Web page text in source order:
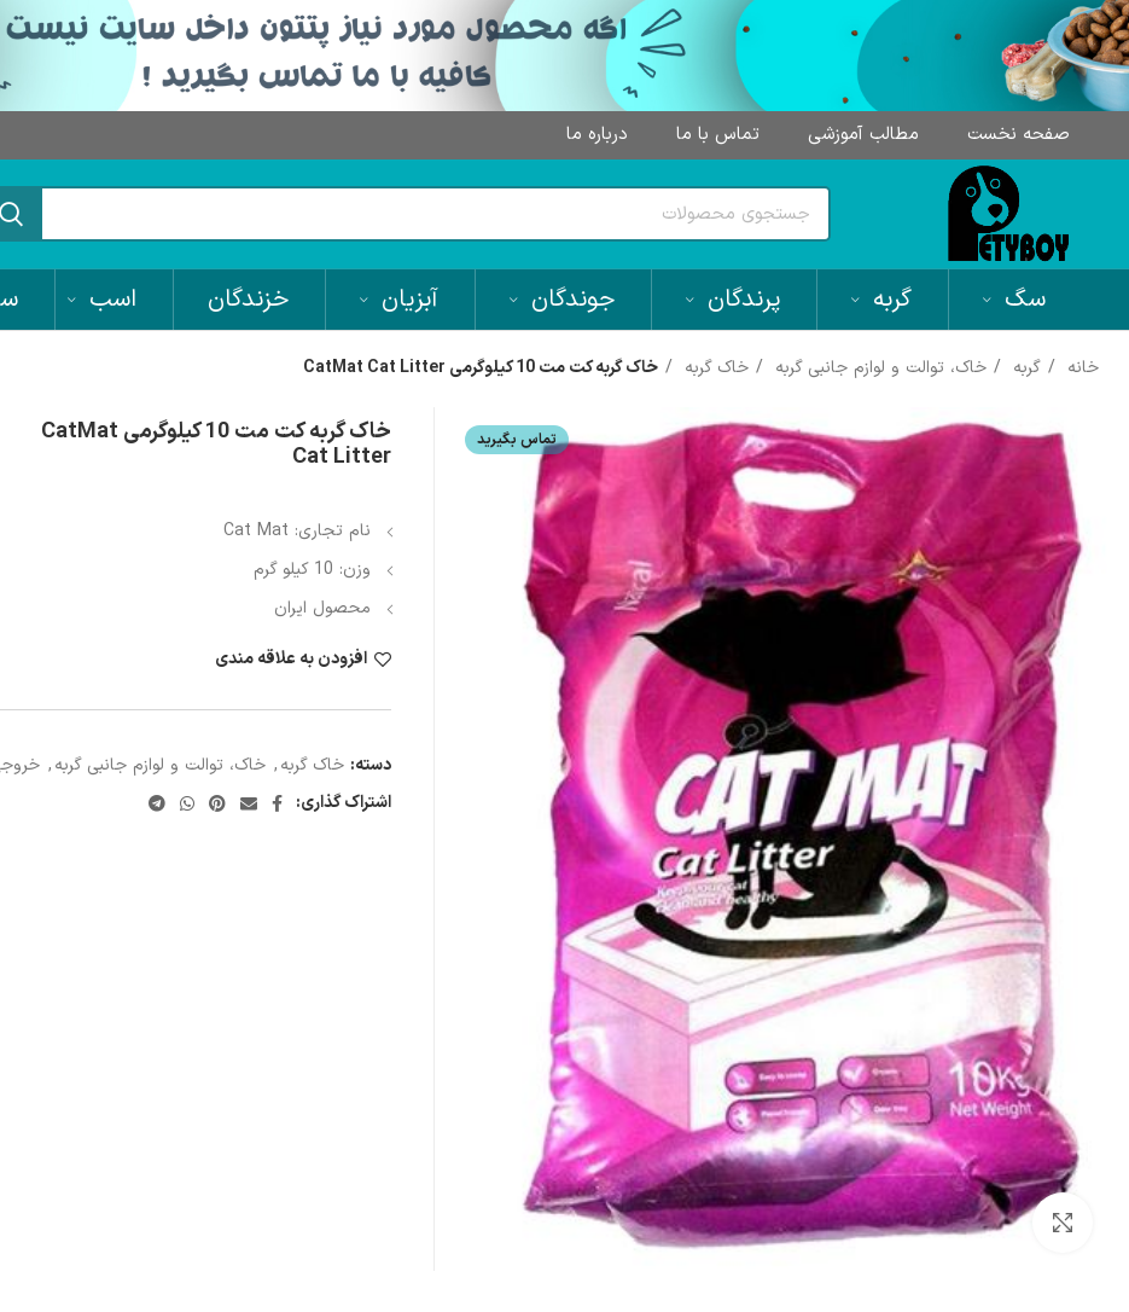
صفحه نخست مطالب آموزشی تماس با ما درباره ما
سگ گربه پرندگان جوندگان آبزیان خزندگان اسب
خانه گربه خاک، توالت و لوازم جانبی گربه خاک گربه خاک گربه کت مت 10 کیلوگرمی CatMat Cat Litter
تماس بگیرید
بزرگنمایی تصویر
خاک گربه کت مت 10 کیلوگرمی CatMat
Cat Litter
نام تجاری: Cat Mat
وزن: 10 کیلو گرم
محصول ایران
افزودن به علاقه مندی
دسته: خاک گربه, خاک، توالت و لوازم جانبی گربه,
اشتراک گذاری: